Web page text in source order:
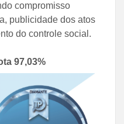
compromisso
publicidade dos atos
do controle social.
97,03%